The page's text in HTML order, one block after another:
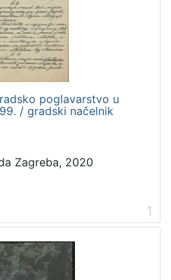
poglavarstvo u
/ gradski načelnik
Zagreba, 2020
1